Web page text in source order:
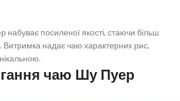
посиленої якості, стаючи більш
Витримка надає чаю характерних рис,
чаю Шу Пуер